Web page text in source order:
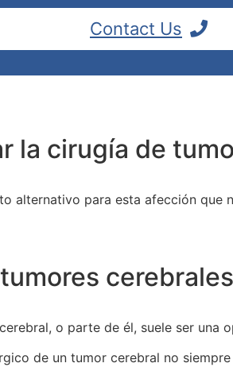
Contact Us
la cirugía de
alternativo para esta afección que
cerebrales
o parte de él, suele ser una
de un tumor cerebral no